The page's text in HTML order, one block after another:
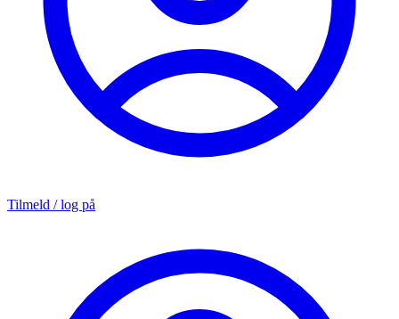
Tilmeld / log på